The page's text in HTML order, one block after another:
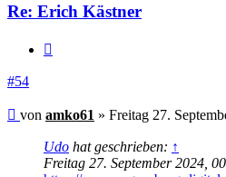
Re: Erich Kästner
#54
Beitrag
von amko61 » Freitag 27.
Udo hat geschrieben: ↑
Freitag 27. September 2024,